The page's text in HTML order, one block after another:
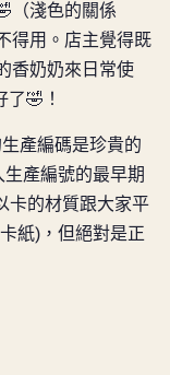
（淺色的關係
得用。店主覺得既
香奶奶來日常使
🤣！
產編碼是珍貴的
生產編號的最早期
卡的材質跟大家平
紙)，但絕對是正